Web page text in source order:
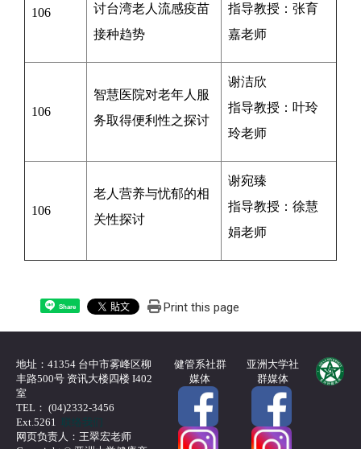
106
讨台湾老人流感疫苗
接种趋势
指导教授： 张育
嘉老师
106
智慧医院对老年人服
务取得便利性之探讨
谢洁欣
指导教授：叶玲
玲老师
106
老人营养与忧郁的相
关性探讨
谢宛臻
指导教授： 徐慧
娟老师
Share Print this page
地址：41354 台中市雾峰区柳
丰路500号 资讯大楼四楼 I402
室
TEL： (04)2332-3456
Ext.5261联络我们
网页负责人：王翠宏老师
健管系社群
媒体
亚洲大学社
群媒体